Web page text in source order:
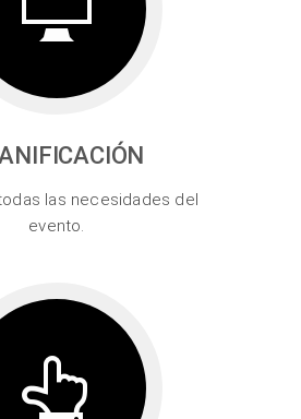
las necesidades del
evento.